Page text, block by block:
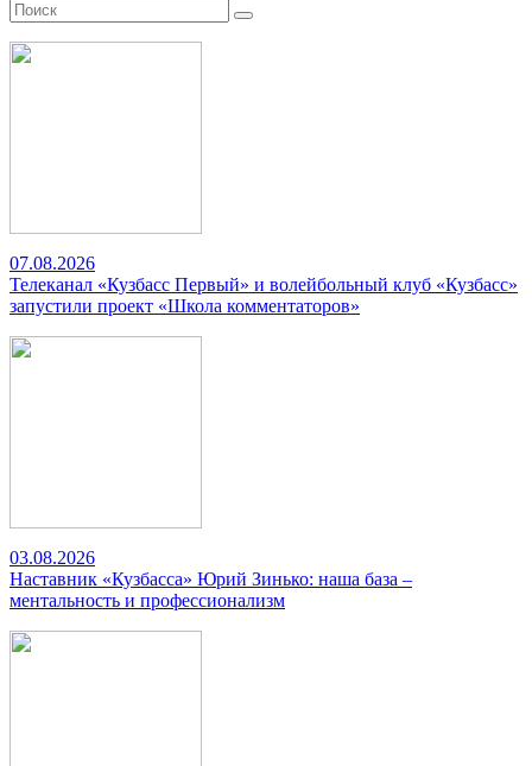
07.08.2026
Телеканал «Кузбасс Первый» и волейбольный клуб «Кузбасс»
запустили проект «Школа комментаторов»
03.08.2026
Наставник «Кузбасса» Юрий Зинько: наша база –
ментальность и профессионализм